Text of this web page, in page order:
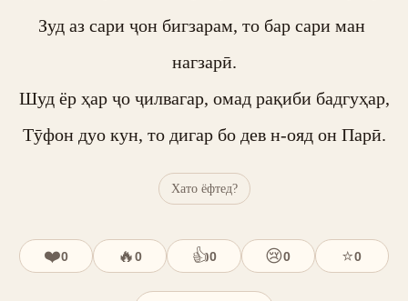
Зуд аз сари ҷон бигзарам, то бар сари ман
нагзарӣ.
Шуд ёр ҳар ҷо ҷилвагар, омад рақиби бадгуҳар,
Тӯфон дуо кун, то дигар бо дев н-ояд он Парӣ.
Хато ёфтед?
❤️0 🔥0 👍0 😢0 ⭐0